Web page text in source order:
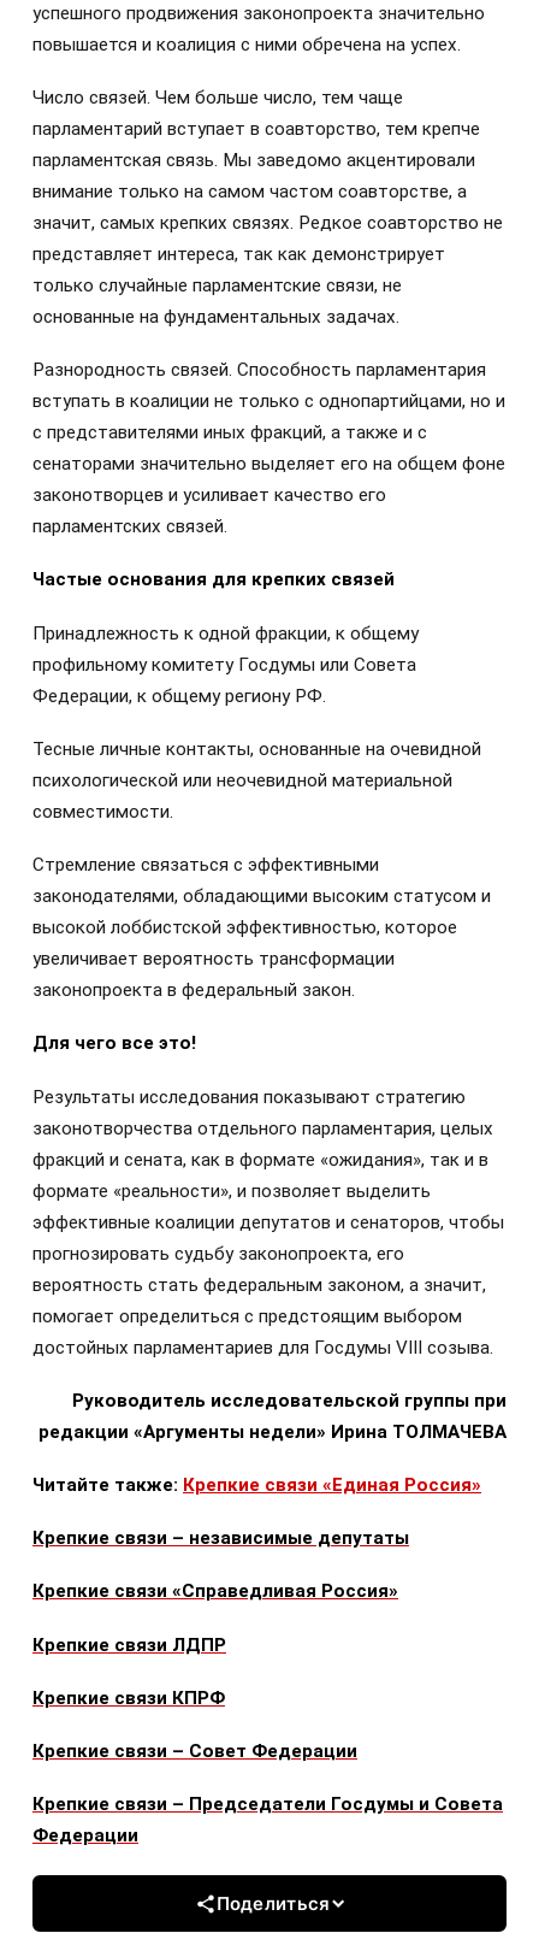
успешного продвижения законопроекта значительно
повышается и коалиция с ними обречена на успех.
Число связей. Чем больше число, тем чаще
парламентарий вступает в соавторство, тем крепче
парламентская связь. Мы заведомо акцентировали
внимание только на самом частом соавторстве, а
значит, самых крепких связях. Редкое соавторство не
представляет интереса, так как демонстрирует
только случайные парламентские связи, не
основанные на фундаментальных задачах.
Разнородность связей. Способность парламентария
вступать в коалиции не только с однопартийцами, но и
с представителями иных фракций, а также и с
сенаторами значительно выделяет его на общем фоне
законотворцев и усиливает качество его
парламентских связей.
Частые основания для крепких связей
Принадлежность к одной фракции, к общему
профильному комитету Госдумы или Совета
Федерации, к общему региону РФ.
Тесные личные контакты, основанные на очевидной
психологической или неочевидной материальной
совместимости.
Стремление связаться с эффективными
законодателями, обладающими высоким статусом и
высокой лоббистской эффективностью, которое
увеличивает вероятность трансформации
законопроекта в федеральный закон.
Для чего все это!
Результаты исследования показывают стратегию
законотворчества отдельного парламентария, целых
фракций и сената, как в формате «ожидания», так и в
формате «реальности», и позволяет выделить
эффективные коалиции депутатов и сенаторов, чтобы
прогнозировать судьбу законопроекта, его
вероятность стать федеральным законом, а значит,
помогает определиться с предстоящим выбором
достойных парламентариев для Госдумы VIII созыва.
Руководитель исследовательской группы при
редакции «Аргументы недели» Ирина ТОЛМАЧЕВА
Читайте также: Крепкие связи «Единая Россия»
Крепкие связи – независимые депутаты
Крепкие связи «Справедливая Россия»
Крепкие связи ЛДПР
Крепкие связи КПРФ
Крепкие связи – Совет Федерации
Крепкие связи – Председатели Госдумы и Совета
Федерации
Поделиться